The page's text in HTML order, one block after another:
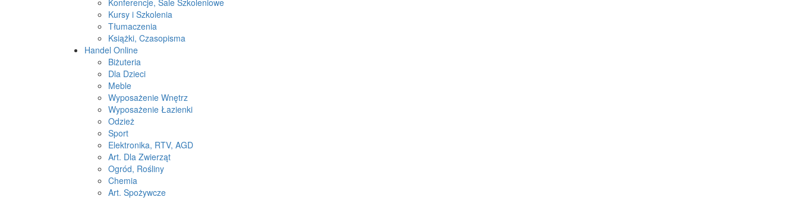
Konferencje, Sale Szkoleniowe
Kursy i Szkolenia
Tłumaczenia
Książki, Czasopisma
Handel Online
Biżuteria
Dla Dzieci
Meble
Wyposażenie Wnętrz
Wyposażenie Łazienki
Odzież
Sport
Elektronika, RTV, AGD
Art. Dla Zwierząt
Ogród, Rośliny
Chemia
Art. Spożywcze